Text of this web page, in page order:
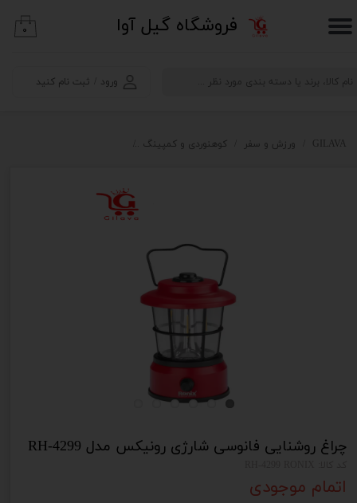
​فروشگاه گیل آوا
ورود ثبت نام کنید
حساب کاربری من
خروج از حساب کاربری
۰
GILAVA ورزش و سفر کوهنوردی و کمپینگ
چراغ روشنایی فانوسی شارژی رونیکس مدل RH-4299
اتمام موجودی